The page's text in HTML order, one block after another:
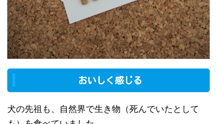
おいしく感じる
犬の先祖も、自然界で生き物（死んでいたとして